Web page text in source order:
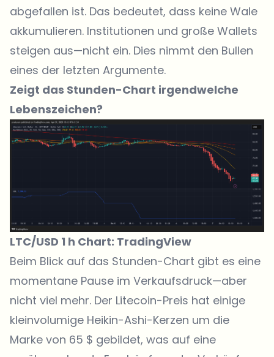
abgefallen ist. Das bedeutet, dass keine Wale
akkumulieren. Institutionen und große Wallets
steigen aus—nicht ein. Dies nimmt den Bullen
eines der letzten Argumente.
Zeigt das Stunden-Chart irgendwelche
Lebenszeichen?
LTC/USD 1 h Chart: TradingView
Beim Blick auf das Stunden-Chart gibt es eine
momentane Pause im Verkaufsdruck—aber
nicht viel mehr. Der Litecoin-Preis hat einige
kleinvolumige Heikin-Ashi-Kerzen um die
Marke von 65 $ gebildet, was auf eine